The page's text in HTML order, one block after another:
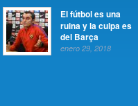
El fútbol es una
ruina y la culpa es
del Barça
enero 29, 2018